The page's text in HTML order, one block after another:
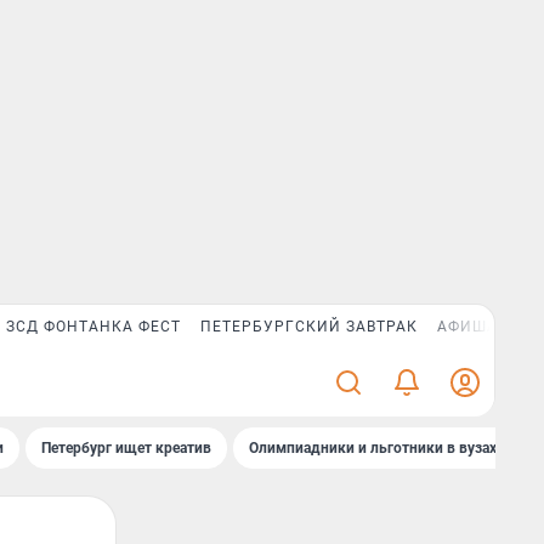
ЗСД ФОНТАНКА ФЕСТ ПЕТЕРБУРГСКИЙ ЗАВТРАК АФИША PLUS
Петербург ищет креатив Олимпиадники и льготники в вузах СПб